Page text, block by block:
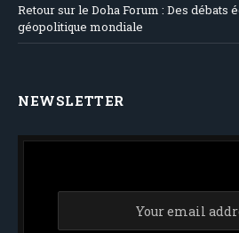
Retour sur le Doha Forum : Des débats
géopolitique mondiale
NEWSLETTER